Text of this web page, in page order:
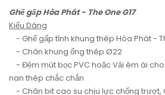
Ghế gấp Hòa Phát - The One G17
Kiểu Dáng
- Ghế gấp tĩnh khung thép Hòa Phát -
- Chân khung ống thép Ø22
- Đệm mút bọc PVC hoặc Vải êm ái
nan thép chắc chắn
- Chân bit cao su chịu lực chống trượt,